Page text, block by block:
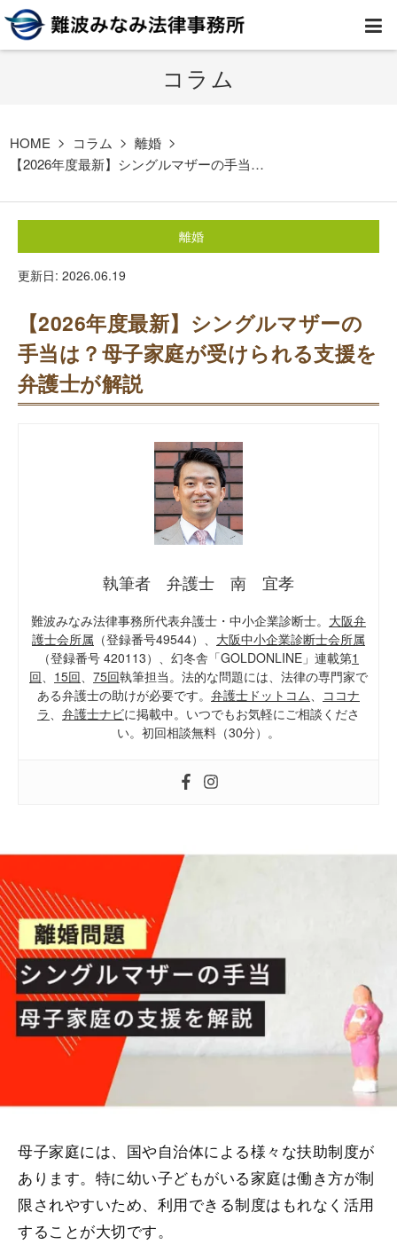
コラム
HOME コラム
離婚
【2026年度最新】シングルマザーの手当…
離婚
更新日: 2026.06.19
【2026年度最新】シングルマザーの
手当は？母子家庭が受けられる支援を
弁護士が解説
執筆者 弁護士 南 宜孝
難波みなみ法律事務所代表弁護士・中小企業診断士。 大阪弁
護士会所属 （登録番号49544）、 大阪中小企業診断士会所属
（登録番号 420113）、幻冬舎「GOLDONLINE」連載第1
回、 15回、 75回執筆担当。法的な問題には、法律の専門家で
ある弁護士の助けが必要です。 弁護士ドットコム、 ココナ
ラ、 弁護士ナビに掲載中。いつでもお気軽にご相談くださ
い。初回相談無料（30分）。
母子家庭には、国や自治体による様々な扶助制度が
あります。特に幼い子どもがいる家庭は働き方が制
限されやすいため、利用できる制度はもれなく活用
することが大切です。
HOME
取扱業務
費用